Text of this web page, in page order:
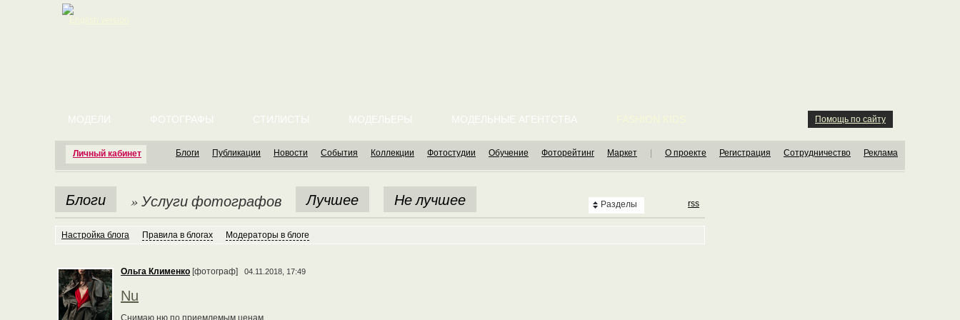
Личный кабинет
МОДЕЛИ ФОТОГРАФЫ СТИЛИСТЫ МОДЕЛЬЕРЫ МОДЕЛЬНЫЕ АГЕНТСТВА Помощь по сайту
Блоги Публикации Новости События Коллекции Фотостудии Обучение Фоторейтинг Маркет О проекте Регистрация Сотрудничество Реклама
Разделы rss
Блоги » Услуги фотографов Лучшее Не лучшее
Настройка блога Правила в блогах Модераторы в блоге
Ольга Клименко [фотограф] 04.11.2018, 17:49
Nu
Снимаю ню по приемлемым ценам